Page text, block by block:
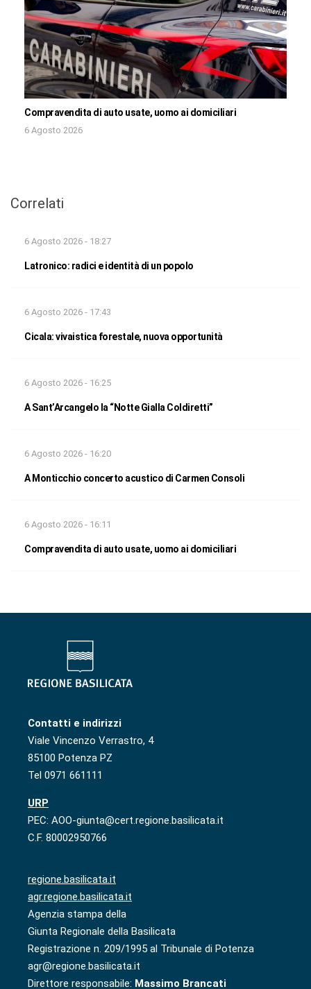
Compravendita di auto usate, uomo ai domiciliari
6 Agosto 2026
Correlati
6 Agosto 2026 - 18:27
Latronico: radici e identità di un popolo
6 Agosto 2026 - 17:43
Cicala: vivaistica forestale, nuova opportunità
6 Agosto 2026 - 16:25
A Sant’Arcangelo la “Notte Gialla Coldiretti”
6 Agosto 2026 - 16:20
A Monticchio concerto acustico di Carmen Consoli
6 Agosto 2026 - 16:11
Compravendita di auto usate, uomo ai domiciliari
Contatti e indirizzi
Viale Vincenzo Verrastro, 4
85100 Potenza PZ
Tel 0971 661111
URP
PEC: AOO-giunta@cert.regione.basilicata.it
C.F. 80002950766
regione.basilicata.it
agr.regione.basilicata.it
Agenzia stampa della
Giunta Regionale della Basilicata
Registrazione n. 209/1995 al Tribunale di Potenza
agr@regione.basilicata.it
Direttore responsabile: Massimo Brancati